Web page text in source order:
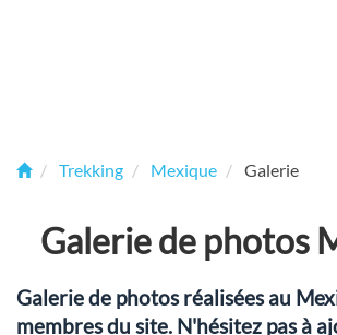
Trekking Mexique Galerie
Galerie de photos
Galerie de photos réalisées au
membres du site. N'hésitez pas à